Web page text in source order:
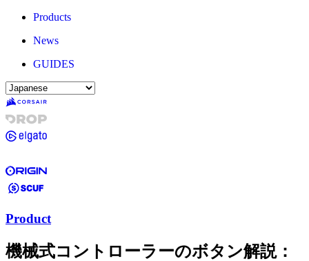
Products
News
GUIDES
Product
機械式コントローラーのボタン解説：